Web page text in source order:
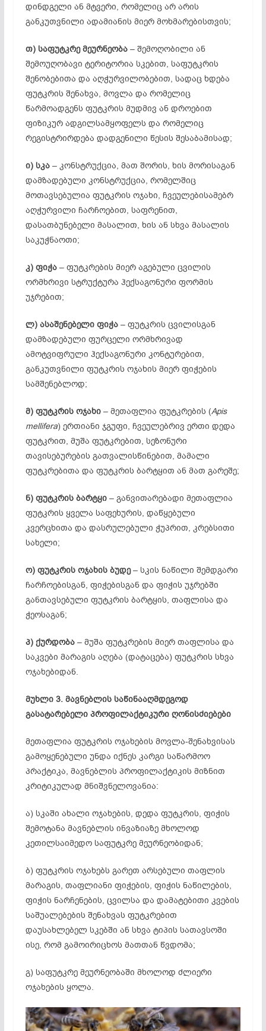
დინდგელი ან მტვერი, რომელიც არ არის
განკუთვნილი ადამიანის მიერ მოხმარებისთვის;
თ) საფუტკრე მეურნეობა– შემოღობილი ან
შემოუღობავი ტერიტორია სკებით, საფუტკრის
შენობებითა და აღჭურვილობებით, სადაც ხდება
ფუტკრის შენახვა, მოვლა და რომელიც
წარმოადგენს ფუტკრის მუდმივ ან დროებით
ფიზიკურ ადგილსამყოფელს და რომელიც
რეგისტრირდება დადგენილი წესის შესაბამისად;
ი) სკა– კონსტრუქცია, მათ შორის, ხის მორისაგან
დამზადებული კონსტრუქცია, რომელშიც
მოთავსებულია ფუტკრის ოჯახი, ჩვეულებისამებრ
აღჭურვილი ჩარჩოებით, საფრენით,
დასათბუნებელი მასალით, ხის ან სხვა მასალის
საკუჭნაოთი;
კ) ფიჭა – ფუტკრების მიერ აგებული ცვილის
ორმხრივი სტრუქტურა ჰექსაგონური ფორმის
უჯრებით;
ლ) ასაშენებელი ფიჭა – ფუტკრის ცვილისგან
დამზადებული ფურცელი ორმხრივად
ამოტვიფრული ჰექსაგონური კონტურებით,
განკუთვნილი ფუტკრის ოჯახის მიერ ფიჭების
სამშენებლოდ;
მ) ფუტკრის ოჯახი– მეთაფლია ფუტკრების (Apis
mellifera) ერთიანი ჯგუფი, ჩვეულებრივ ერთი დედა
ფუტკრით, მუშა ფუტკრებით, სეზონური
თავისებურების გათვალისწინებით, მამალი
ფუტკრებითა და ფუტკრის ბარტყით ან მათ გარეშე;
ნ) ფუტკრის ბარტყი– განვითარებადი მეთაფლია
ფუტკრის ყველა საფეხურის, დაწყებული
კვერცხითა და დასრულებული ჭუპრით, კრებსითი
სახელი;
ო) ფუტკრის ოჯახის ბუდე– სკის ნაწილი შემდგარი
ჩარჩოებისგან, ფიჭებისგან და ფიჭის უჯრებში
განთავსებული ფუტკრის ბარტყის, თაფლისა და
ჭეოსაგან;
პ) ქურდობა– მუშა ფუტკრების მიერ თაფლისა და
საკვები მარაგის აღება (დატაცება) ფუტკრის სხვა
ოჯახებიდან.
მუხლი 3. მავნებლის საწინააღმდეგოდ
გასატარებელი პროფილაქტიკური ღონისძიებები
მეთაფლია ფუტკრის ოჯახების მოვლა-შენახვისას
გამოყენებული უნდა იქნეს კარგი საწარმოო
პრაქტიკა, მავნებლის პროფილაქტიკის მიზნით
კრიტიკულად მნიშვნელოვანია:
ა) სკაში ახალი ოჯახების, დედა ფუტკრის, ფიჭის
შემოტანა მავნებლის ინვაზიაზე მხოლოდ
კეთილსაიმედო საფუტკრე მეურნეობიდან;
ბ) ფუტკრის ოჯახებს გარეთ არსებული თაფლის
მარაგის, თაფლიანი ფიჭების, ფიჭის ნაწილების,
ფიჭის ნარჩენების, ცვილსა და დამატებითი კვების
საშუალებების შენახვას ფუტკრებით
დაუსახლებელ სკებში ან სხვა ტიპის სათავსოში
ისე, რომ გამოირიცხოს მათთან წვდომა;
გ) საფუტკრე მეურნეობაში მხოლოდ ძლიერი
ოჯახების ყოლა.